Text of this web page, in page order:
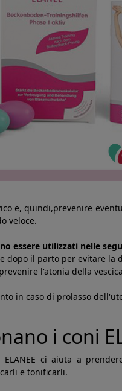
e, quindi,prevenire
veloce.
essere utilizzati nelle
dopo il parto per evitare la
l'atonia della
in caso di prolasso
i coni
ci aiuta a
e tonificarli.